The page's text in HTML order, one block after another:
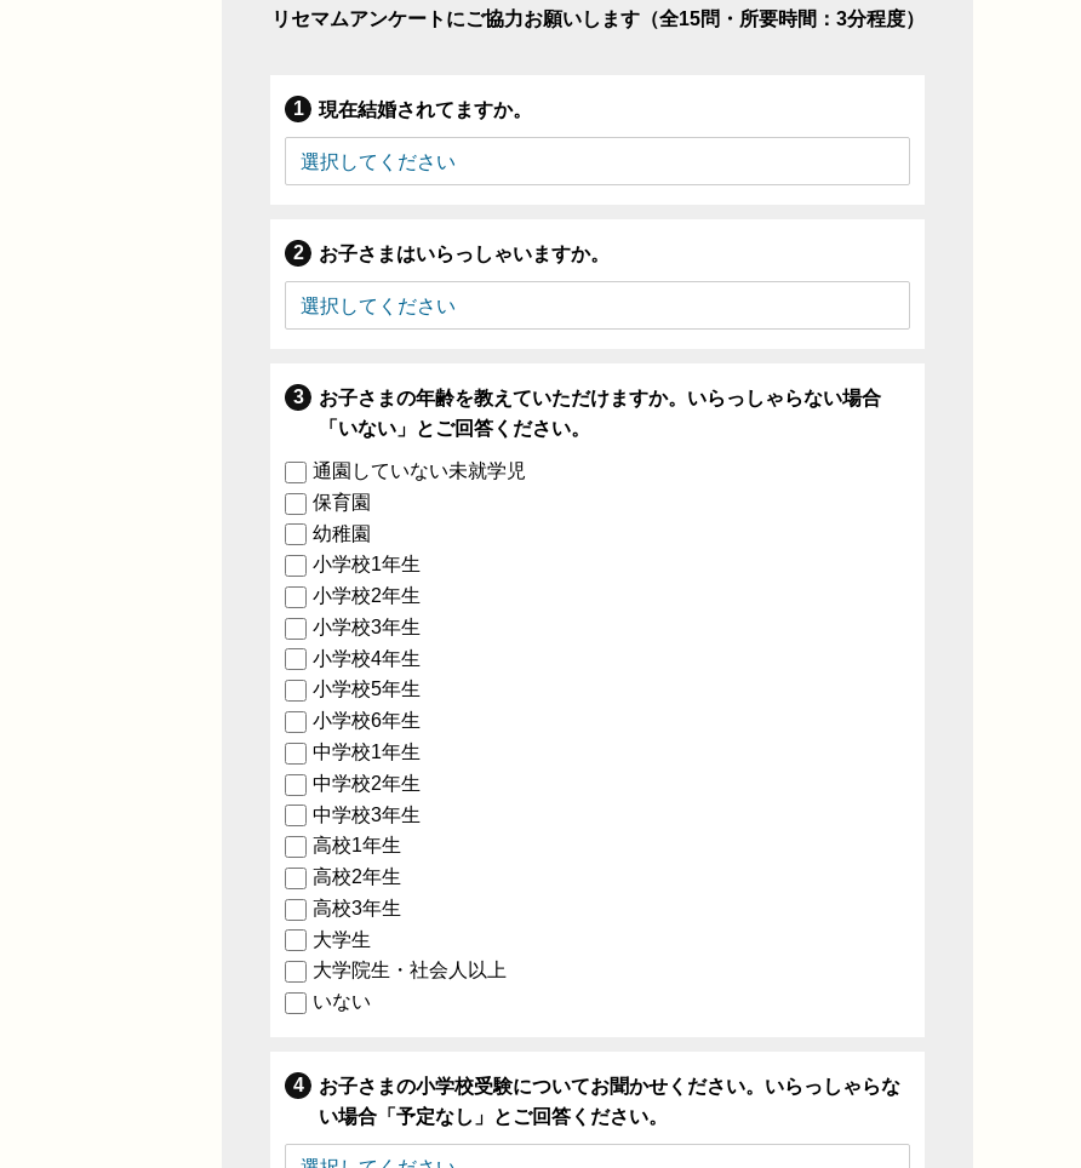
リセマムアンケートにご協力お願いします（全15問・所要時間：3分程度）
現在結婚されてますか。
お子さまはいらっしゃいますか。
お子さまの年齢を教えていただけますか。いらっしゃらない場合
「いない」とご回答ください。
通園していない未就学児
保育園
幼稚園
小学校1年生
小学校2年生
小学校3年生
小学校4年生
小学校5年生
小学校6年生
中学校1年生
中学校2年生
中学校3年生
高校1年生
高校2年生
高校3年生
大学生
大学院生・社会人以上
いない
お子さまの小学校受験についてお聞かせください。いらっしゃらな
い場合「予定なし」とご回答ください。